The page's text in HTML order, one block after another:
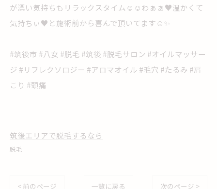
が漂い気持ちもリラックスタイム☺️☺️わぁぁ♥️温かくて
気持ちぃ♥️と施術前から喜んで頂いてます☺️✨️
#筑後市 #八女 #脱毛 #筑後 #脱毛サロン #オイルマッサー
ジ #リフレクソロジー #アロマオイル #毛穴 #たるみ #肩
こり #頭痛
筑後エリアで脱毛するなら
脱毛
< 前のページ 一覧に戻る 次のページ >